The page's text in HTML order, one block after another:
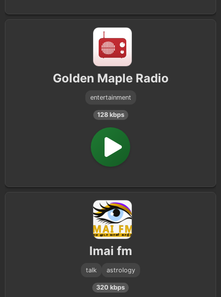
Golden Maple Radio
entertainment
128 kbps
Imai fm
talk astrology
320 kbps